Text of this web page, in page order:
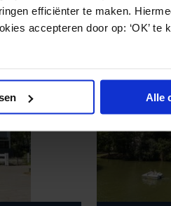
efficiënter te maken.
accepteren door op: ‘OK’ te
Alle